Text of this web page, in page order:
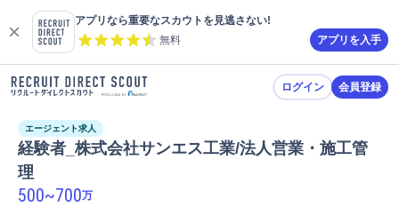
アプリなら重要なスカウトを見逃さない!
無料
アプリを入手
ログイン 会員登録
エージェント求人
経験者_株式会社サンエス工業/法人営業・施工管
理
500~700万